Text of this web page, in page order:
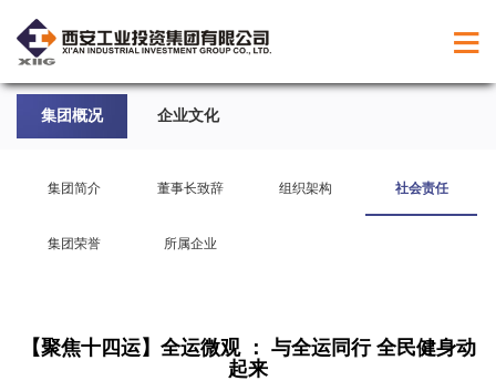
集团概况 企业文化
集团简介 董事长致辞 组织架构 社会责任
集团荣誉 所属企业
【聚焦十四运】全运微观 ： 与全运同行 全民健身动
起来